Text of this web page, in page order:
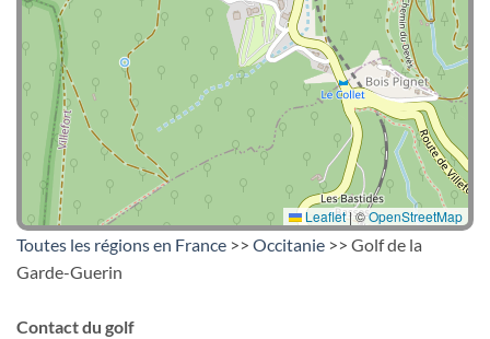
Leaflet|©OpenStreetMap
Toutes les régions en France >> Occitanie >> Golf de la
Garde-Guerin
Contact du golf